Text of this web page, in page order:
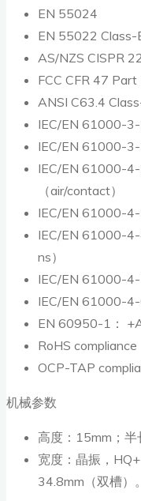
EN 55024
EN 55022 Class-
AS/NZS CISPR 22
FCC CFR 47
ANSI C63.4
IEC/EN 61000-
IEC/EN 61000-
IEC/EN 61000-
（air/contact）
IEC/EN 61000-4-
IEC/EN 61000-
ns）
IEC/EN 61000-4-
IEC/EN 61000-4-
EN 60950-1：
RoHS compliance
OCP-TAP
机械参数
高度：15mm；
宽度：晶振，
34.8mm（双槽）。